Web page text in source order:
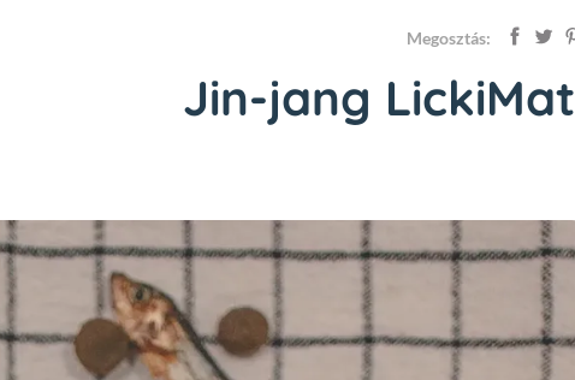
Megosztás:
Jin-jang LickiMat